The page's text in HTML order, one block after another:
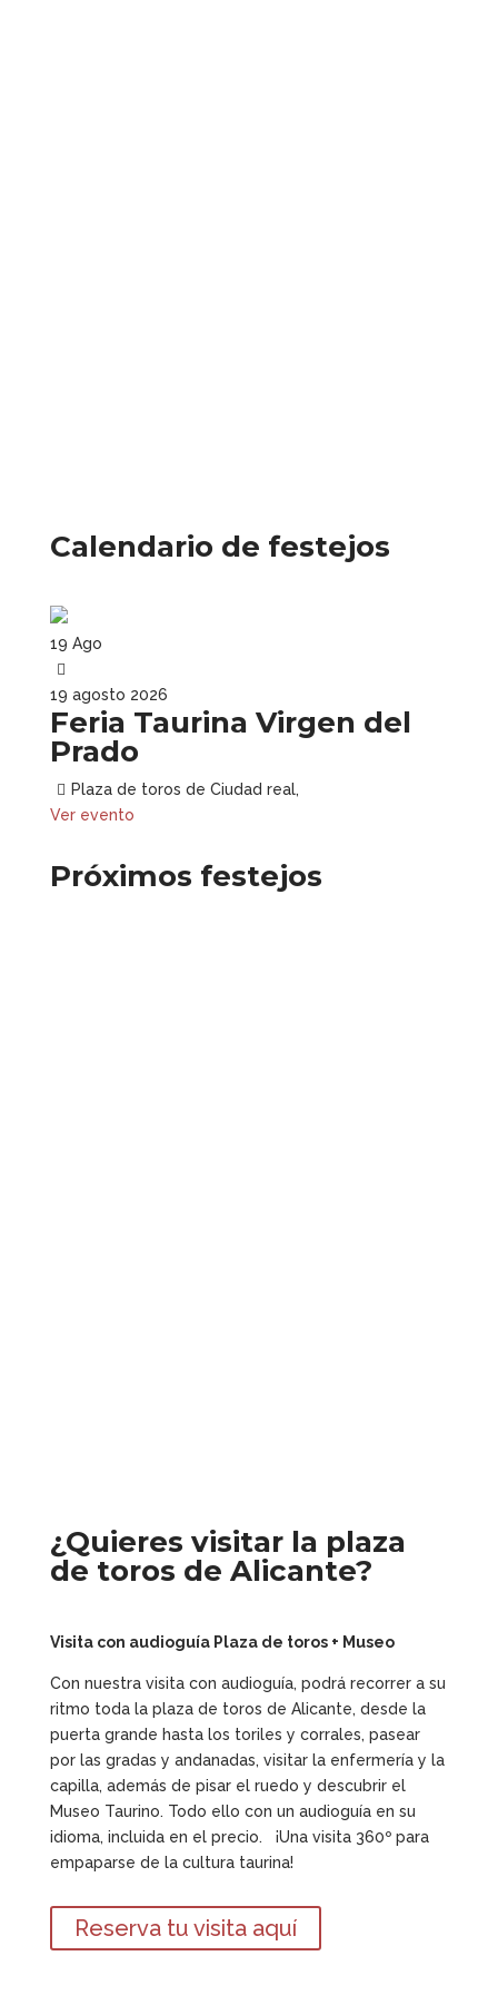
Calendario de festejos
19 Ago
19 agosto 2026
Feria Taurina Virgen del
Prado
Plaza de toros de Ciudad real,
Ver evento
Próximos festejos
¿Quieres visitar la plaza
de toros de Alicante?
Visita con audioguía Plaza de toros + Museo
Con nuestra visita con audioguía, podrá recorrer a su
ritmo toda la plaza de toros de Alicante, desde la
puerta grande hasta los toriles y corrales, pasear
por las gradas y andanadas, visitar la enfermería y la
capilla, además de pisar el ruedo y descubrir el
Museo Taurino. Todo ello con un audioguía en su
idioma, incluida en el precio. ¡Una visita 360º para
empaparse de la cultura taurina!
Reserva tu visita aquí